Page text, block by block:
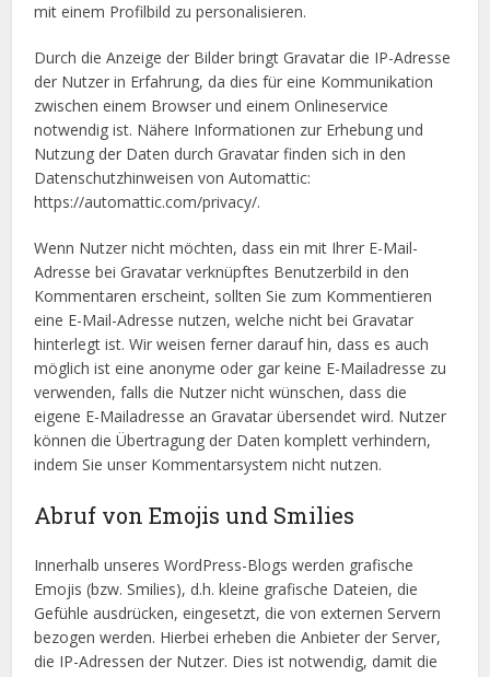
mit einem Profilbild zu personalisieren.
Durch die Anzeige der Bilder bringt Gravatar die IP-Adresse
der Nutzer in Erfahrung, da dies für eine Kommunikation
zwischen einem Browser und einem Onlineservice
notwendig ist. Nähere Informationen zur Erhebung und
Nutzung der Daten durch Gravatar finden sich in den
Datenschutzhinweisen von Automattic:
https://automattic.com/privacy/.
Wenn Nutzer nicht möchten, dass ein mit Ihrer E-Mail-
Adresse bei Gravatar verknüpftes Benutzerbild in den
Kommentaren erscheint, sollten Sie zum Kommentieren
eine E-Mail-Adresse nutzen, welche nicht bei Gravatar
hinterlegt ist. Wir weisen ferner darauf hin, dass es auch
möglich ist eine anonyme oder gar keine E-Mailadresse zu
verwenden, falls die Nutzer nicht wünschen, dass die
eigene E-Mailadresse an Gravatar übersendet wird. Nutzer
können die Übertragung der Daten komplett verhindern,
indem Sie unser Kommentarsystem nicht nutzen.
Abruf von Emojis und Smilies
Innerhalb unseres WordPress-Blogs werden grafische
Emojis (bzw. Smilies), d.h. kleine grafische Dateien, die
Gefühle ausdrücken, eingesetzt, die von externen Servern
bezogen werden. Hierbei erheben die Anbieter der Server,
die IP-Adressen der Nutzer. Dies ist notwendig, damit die